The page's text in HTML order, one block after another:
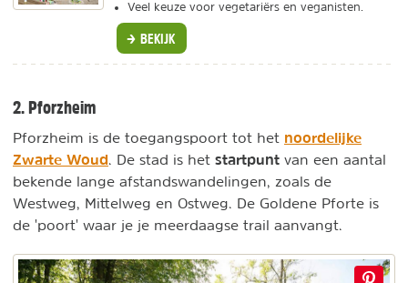
Veel keuze voor vegetariërs en veganisten.
BEKIJK
2. Pforzheim
Pforzheim is de toegangspoort tot het noordelijke
Zwarte Woud. De stad is het startpunt van een aantal
bekende lange afstandswandelingen, zoals de
Westweg, Mittelweg en Ostweg. De Goldene Pforte is
de 'poort' waar je je meerdaagse trail aanvangt.